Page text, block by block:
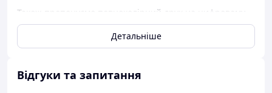
Також пропонуємо повноколірний друк на цифровому
принтері Konica Minolta.
Зв'язатися з нами можна за контактними телефонами, а
Детальніше
Відгуки та запитання